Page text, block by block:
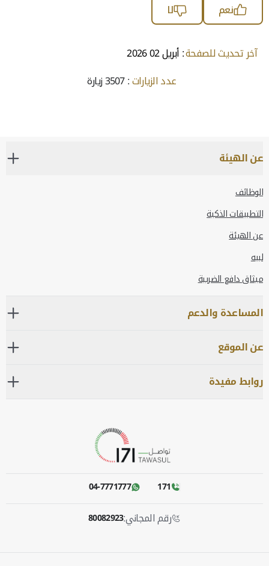
نعم
لا
آخر تحديث للصفحة: أبريل 02 2026
عدد الزيارات: 3507 زيارة
عن الهيئة
الوظائف
التطبيقات الذكية
عن الهيئة
لبيه
ميثاق دافع الضريبة
المساعدة والدعم
عن الموقع
روابط مفيدة
171
04-7771777
رقم المجاني:80082923